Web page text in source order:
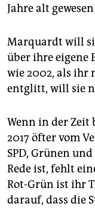
Jahre alt
Marquardt will
über ihre eigene
wie 2002, als ihr
entglitt, will sie
Wenn in der Zeit
2017 öfter vom
SPD, Grünen
Rede ist, fehlt
Rot-Grün ist ihr
darauf, dass die